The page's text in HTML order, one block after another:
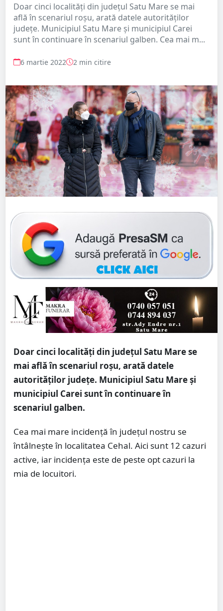
Doar cinci localități din județul Satu Mare se mai
află în scenariul roșu, arată datele autorităților
județe. Municipiul Satu Mare și municipiul Carei
sunt în continuare în scenariul galben. Cea mai m...
6 martie 2022 2 min citire
Doar cinci localități din județul Satu Mare se
mai află în scenariul roșu, arată datele
autorităților județe. Municipiul Satu Mare și
municipiul Carei sunt în continuare în
scenariul galben.
Cea mai mare incidență în județul nostru se
întâlnește în localitatea Cehal. Aici sunt 12 cazuri
active, iar incidența este de peste opt cazuri la
mia de locuitori.